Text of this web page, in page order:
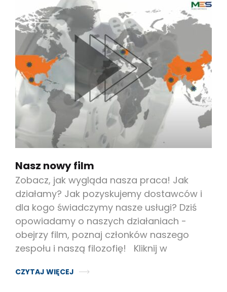
Nasz nowy film
Zobacz, jak wygląda nasza praca! Jak
działamy? Jak pozyskujemy dostawców i
dla kogo świadczymy nasze usługi? Dziś
opowiadamy o naszych działaniach -
obejrzy film, poznaj członków naszego
zespołu i naszą filozofię! Kliknij w
CZYTAJ WIĘCEJ